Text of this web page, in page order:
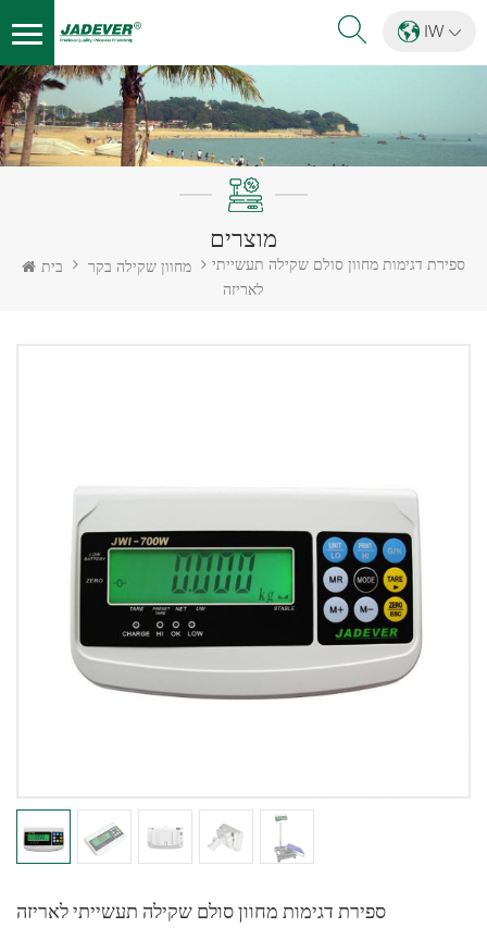
IW
מוצרים
בית מחוון שקילה בקר
ספירת דגימות מחוון סולם שקילה תעשייתי
לאריזה
ספירת דגימות מחוון סולם שקילה תעשייתי לאריזה